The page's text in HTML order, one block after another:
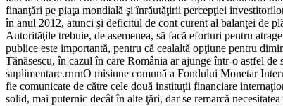
finanţări pe piaţa mondială şi înrăutăţirii percepţiei
în anul 2012, atunci şi deficitul de cont curent al balanţei de
Autorităţile trebuie, de asemenea, să facă eforturi pentru
publice este importantă, pentru că cealaltă opţiune pentru
Tănăsescu, în cazul în care România ar ajunge într-o astfel
suplimentare.rnrnO misiune comună a Fondului Monetar
fie comunicate de către cele două instituţii financiare
solid, mai puternic decât în alte ţări, dar se remarcă